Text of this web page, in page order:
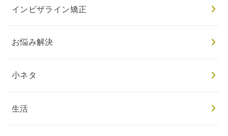
インビザライン矯正
お悩み解決
小ネタ
生活